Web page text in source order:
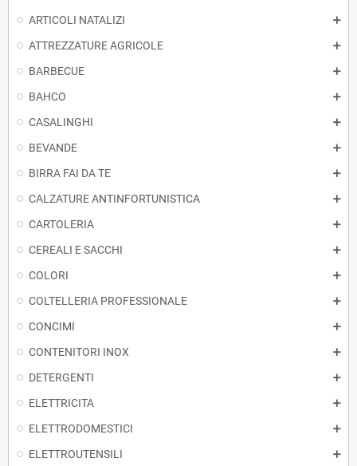
ARTICOLI NATALIZI
ATTREZZATURE AGRICOLE
BARBECUE
BAHCO
CASALINGHI
BEVANDE
BIRRA FAI DA TE
CALZATURE ANTINFORTUNISTICA
CARTOLERIA
CEREALI E SACCHI
COLORI
COLTELLERIA PROFESSIONALE
CONCIMI
CONTENITORI INOX
DETERGENTI
ELETTRICITA
ELETTRODOMESTICI
ELETTROUTENSILI